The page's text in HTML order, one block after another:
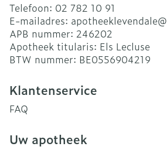
Telefoon: 02 782 10 91
E-mailadres: apotheeklevendale@
APB nummer: 246202
Apotheek titularis: Els Lecluse
BTW nummer: BE0556904219
Klantenservice
FAQ
Uw apotheek